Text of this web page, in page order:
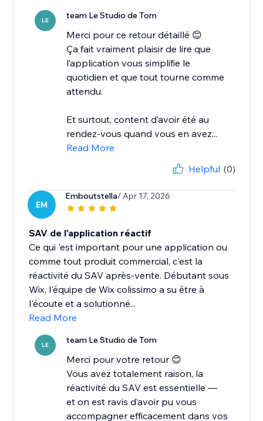
LE team Le Studio de Tom
Merci pour ce retour détaillé 😊
Ça fait vraiment plaisir de lire que
l’application vous simplifie le
quotidien et que tout tourne comme
attendu.
Et surtout, content d’avoir été au
rendez-vous quand vous en avez...
Read More
Helpful (0)
EM
Emboutstella/ Apr 17, 2026
SAV de l'application réactif
Ce qui 'est important pour une application ou
comme tout produit commercial, c'est la
réactivité du SAV après-vente. Débutant sous
Wix, l'équipe de Wix colissimo a su être à
l'écoute et a solutionné...
Read More
LE team Le Studio de Tom
Merci pour votre retour 😊
Vous avez totalement raison, la
réactivité du SAV est essentielle —
et on est ravis d’avoir pu vous
accompagner efficacement dans vos